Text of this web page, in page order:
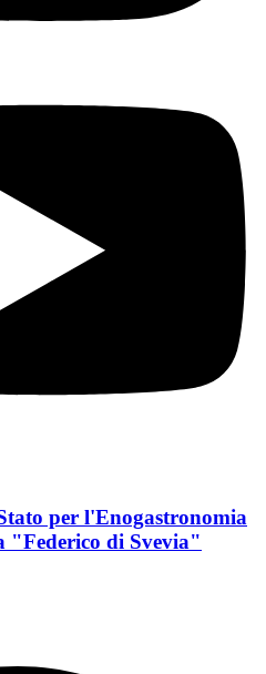
per l'Enogastronomia
"Federico di Svevia"